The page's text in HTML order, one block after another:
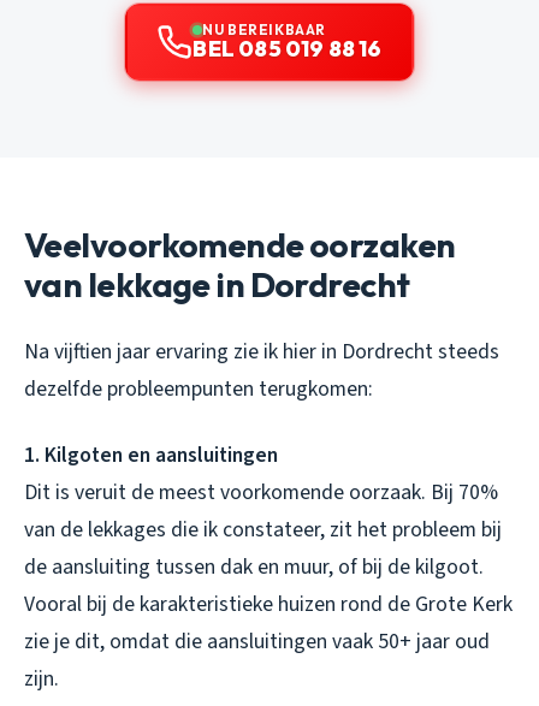
NU BEREIKBAAR
BEL 085 019 88 16
Veelvoorkomende oorzaken
van lekkage in Dordrecht
Na vijftien jaar ervaring zie ik hier in Dordrecht steeds
dezelfde probleempunten terugkomen:
1. Kilgoten en aansluitingen
Dit is veruit de meest voorkomende oorzaak. Bij 70%
van de lekkages die ik constateer, zit het probleem bij
de aansluiting tussen dak en muur, of bij de kilgoot.
Vooral bij de karakteristieke huizen rond de Grote Kerk
zie je dit, omdat die aansluitingen vaak 50+ jaar oud
zijn.